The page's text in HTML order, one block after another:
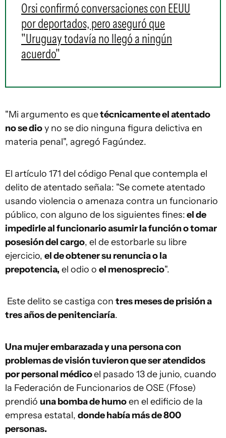
Orsi confirmó conversaciones con EEUU
por deportados, pero aseguró que
"Uruguay todavía no llegó a ningún
acuerdo"
"Mi argumento es quetécnicamente el atentado
no se dioy no se dio ninguna figura delictiva en
materia penal", agregó Fagúndez.
El artículo 171 del código Penal que contempla el
delito de atentado señala: "Se comete atentado
usando violencia o amenaza contra un funcionario
público, con alguno de los siguientes fines:el de
impedirle al funcionario asumir la función o tomar
posesión del cargo, el de estorbarle su libre
ejercicio, el de obtener su renuncia o la
prepotencia, el odio o el menosprecio".
Este delito se castiga con tres meses de prisión a
tres años de penitenciaría.
Una mujer embarazada y una persona con
problemas de visión tuvieron que ser atendidos
por personal médicoel pasado 13 de junio, cuando
la Federación de Funcionarios de OSE (Ffose)
prendió una bomba de humoen el edificio de la
empresa estatal, donde había más de 800
personas.